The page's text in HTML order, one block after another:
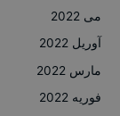
می 2022
آوریل 2022
مارس 2022
فوریه 2022